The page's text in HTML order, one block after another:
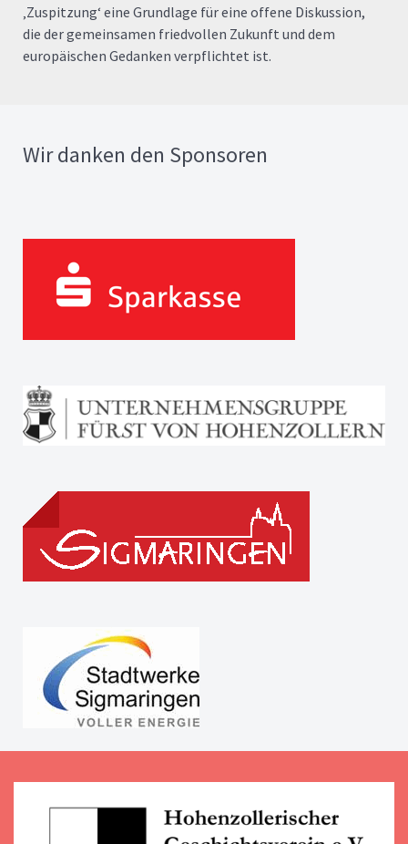
‚Zuspitzung‘ eine Grundlage für eine offene Diskussion,
die der gemeinsamen friedvollen Zukunft und dem
europäischen Gedanken verpflichtet ist.
Wir danken den Sponsoren